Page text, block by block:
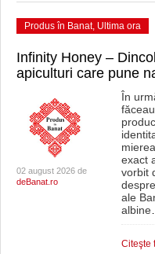
Produs în Banat, Ultima ora
Infinity Honey –
apiculturi care pune
02 august 2026 de
deBanat.ro
În
exact
vorbit
ale
albine
Citeşte